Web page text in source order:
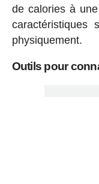
de calories à
caractéristiques
physiquement.
Outils pour